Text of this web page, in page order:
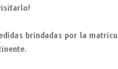
brindadas por la